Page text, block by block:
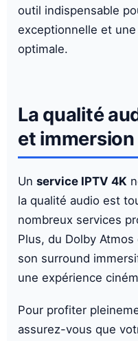
outil indispensable
exceptionnelle et
optimale.
La qualité
et immersion
Un service IPTV 4K
la qualité audio est
nombreux services
Plus, du Dolby
son surround
une expérience
Pour profiter
assurez-vous que